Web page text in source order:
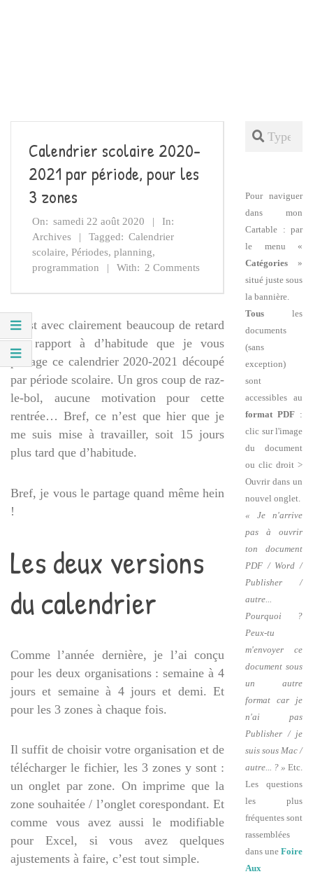
Calendrier scolaire 2020-
2021 par période, pour les
3 zones
On: samedi 22 août 2020
In:
Archives
Tagged: Calendrier
scolaire, Périodes, planning,
programmation
With: 2 Comments
C’est avec clairement beaucoup de retard
par rapport à d’habitude que je vous
partage ce calendrier 2020-2021 découpé
par période scolaire. Un gros coup de raz-
le-bol, aucune motivation pour cette
rentrée… Bref, ce n’est que hier que je
me suis mise à travailler, soit 15 jours
plus tard que d’habitude.
Bref, je vous le partage quand même hein
!
Les deux versions
du calendrier
Comme l’année dernière, je l’ai conçu
pour les deux organisations : semaine à 4
jours et semaine à 4 jours et demi. Et
pour les 3 zones à chaque fois.
Il suffit de choisir votre organisation et de
télécharger le fichier, les 3 zones y sont :
un onglet par zone. On imprime que la
zone souhaitée / l’onglet corespondant. Et
comme vous avez aussi le modifiable
pour Excel, si vous avez quelques
ajustements à faire, c’est tout simple.
Search
Pour naviguer
dans mon
Cartable : par
le menu «
Catégories »
situé juste sous
la bannière.
Tous les
documents
(sans
exception)
sont
accessibles au
format PDF :
clic sur l'image
du document
ou clic droit >
Ouvrir dans un
nouvel onglet.
« Je n'arrive
pas à ouvrir
ton document
PDF / Word /
Publisher /
autre...
Pourquoi ?
Peux-tu
m'envoyer ce
document sous
un autre
format car je
n'ai pas
Publisher / je
suis sous Mac /
autre... ? » Etc.
Les questions
les plus
fréquentes sont
rassemblées
dans une Foire
Aux